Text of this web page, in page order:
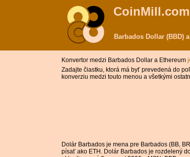
Barbados Dollar (BBD)
Konvertor medzi Barbados Dollar a Ethereum
Zadajte čiastku, ktorá má byť prevedená do
konverziu medzi touto menou a všetkými
Dolár Barbados je mena pre Barbados (BB,
písať ako ETH. Dolár Barbados je rozdelený